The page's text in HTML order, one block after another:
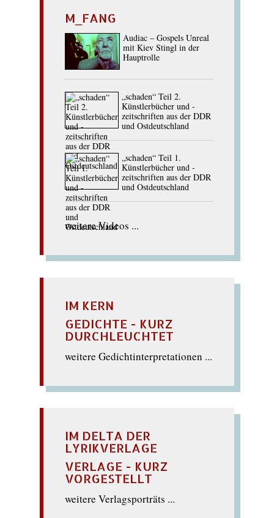
M_FANG
Audiac – Gospels Unreal
mit Kiev Stingl in der
Hauptrolle
„schaden“ Teil 2.
Künstlerbücher und -
zeitschriften aus der DDR
und Ostdeutschland
„schaden“ Teil 1.
Künstlerbücher und -
zeitschriften aus der DDR
und Ostdeutschland
weitere Videos ...
IM KERN
GEDICHTE - KURZ
DURCHLEUCHTET
weitere Gedichtinterpretationen ...
IM DELTA DER
LYRIKVERLAGE
VERLAGE - KURZ
VORGESTELLT
weitere Verlagsporträts ...